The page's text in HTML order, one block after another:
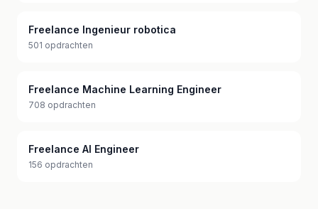
Freelance Ingenieur robotica
501 opdrachten
Freelance Machine Learning Engineer
708 opdrachten
Freelance AI Engineer
156 opdrachten